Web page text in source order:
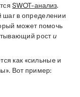
SWOT-анализ.
в определении
может помочь
рости
как «сильные и
Вот пример: